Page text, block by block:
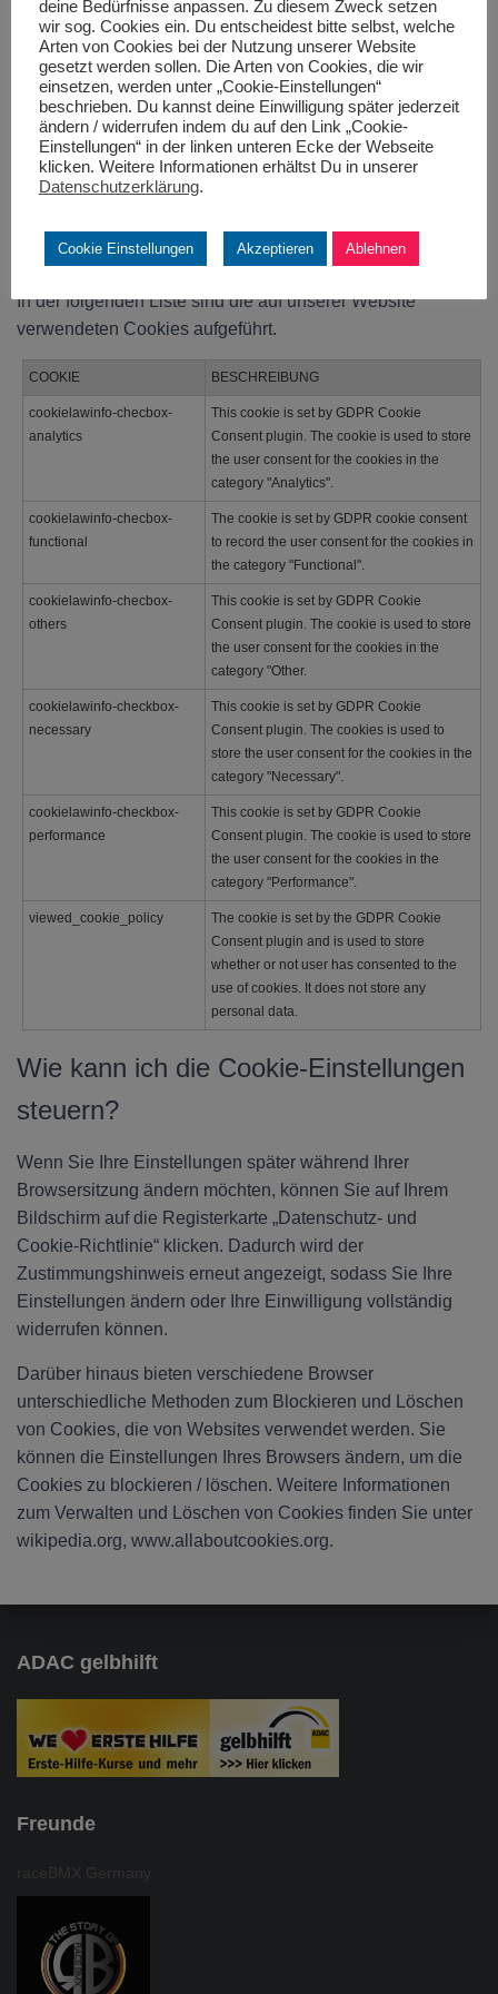
wesentliche Funktionen auf unserer Website unterstützen.
Diese Funktionen umfassen das Einbetten von Inhalten
wie Videos oder das Teilen von Inhalten der Website auf
Social Media-Plattformen.
Einstellungen: Mithilfe dieser Cookies können wir Ihre
Einstellungen und Browsing-Einstellungen wie
Spracheinstellungen speichern, damit Sie bei zukünftigen
Besuchen der Website eine bessere und effizientere
Erfahrung machen können.
In der folgenden Liste sind die auf unserer Website
verwendeten Cookies aufgeführt.
COOKIE BESCHREIBUNG
cookielawinfo-checbox-
analytics
This cookie is set by GDPR Cookie
Consent plugin. The cookie is used to store
the user consent for the cookies in the
category "Analytics".
cookielawinfo-checbox-
functional
The cookie is set by GDPR cookie consent
to record the user consent for the cookies in
the category "Functional".
cookielawinfo-checbox-
others
This cookie is set by GDPR Cookie
Consent plugin. The cookie is used to store
the user consent for the cookies in the
category "Other.
cookielawinfo-checkbox-
necessary
This cookie is set by GDPR Cookie
Consent plugin. The cookies is used to
store the user consent for the cookies in the
category "Necessary".
cookielawinfo-checkbox-
performance
This cookie is set by GDPR Cookie
Consent plugin. The cookie is used to store
the user consent for the cookies in the
category "Performance".
viewed_cookie_policy
The cookie is set by the GDPR Cookie
Consent plugin and is used to store
whether or not user has consented to the
use of cookies. It does not store any
personal data.
Wie kann ich die Cookie-Einstellungen
steuern?
Wenn Sie Ihre Einstellungen später während Ihrer
Browsersitzung ändern möchten, können Sie auf Ihrem
Bildschirm auf die Registerkarte „Datenschutz- und
Cookie-Richtlinie“ klicken. Dadurch wird der
Zustimmungshinweis erneut angezeigt, sodass Sie Ihre
Einstellungen ändern oder Ihre Einwilligung vollständig
widerrufen können.
Darüber hinaus bieten verschiedene Browser
unterschiedliche Methoden zum Blockieren und Löschen
von Cookies, die von Websites verwendet werden. Sie
können die Einstellungen Ihres Browsers ändern, um die
Cookies zu blockieren / löschen. Weitere Informationen
zum Verwalten und Löschen von Cookies finden Sie unter
wikipedia.org, www.allaboutcookies.org.
ADAC gelbhilft
Freunde
deine Bedürfnisse anpassen. Zu diesem Zweck setzen
wir sog. Cookies ein. Du entscheidest bitte selbst, welche
Arten von Cookies bei der Nutzung unserer Website
gesetzt werden sollen. Die Arten von Cookies, die wir
einsetzen, werden unter „Cookie-Einstellungen“
beschrieben. Du kannst deine Einwilligung später jederzeit
ändern / widerrufen indem du auf den Link „Cookie-
Einstellungen“ in der linken unteren Ecke der Webseite
klicken. Weitere Informationen erhältst Du in unserer
Datenschutzerklärung.
Cookie Einstellungen Akzeptieren Ablehnen